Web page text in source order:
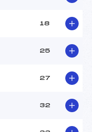
18
25
27
32